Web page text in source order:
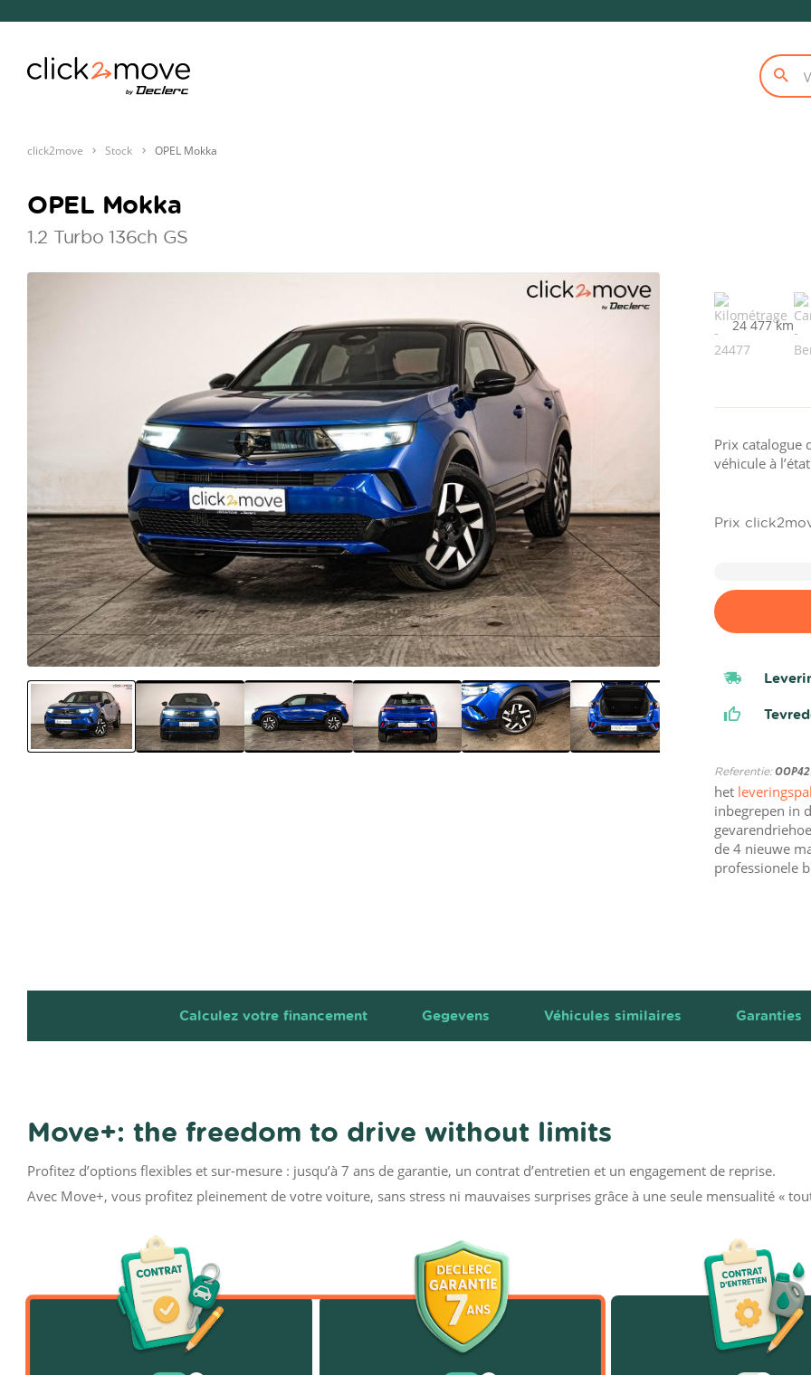
click2move Stock OPEL Mokka
OPEL Mokka
1.2 Turbo 136ch GS
24 477 km
Prix catalogue
véhicule à
Prix
Referentie:
het
inbegrepen in
de 4 nieuwe
professionele
Calculez votre financement Gegevens Véhicules similaires Garanties
Move+: the freedom to drive without limits
Profitez d’options flexibles et sur-mesure : jusqu’à 7 ans de garantie, un contrat d’entretien et un engagement de reprise.
Avec Move+, vous profitez pleinement de votre voiture, sans stress ni mauvaises surprises grâce à une seule mensualité «